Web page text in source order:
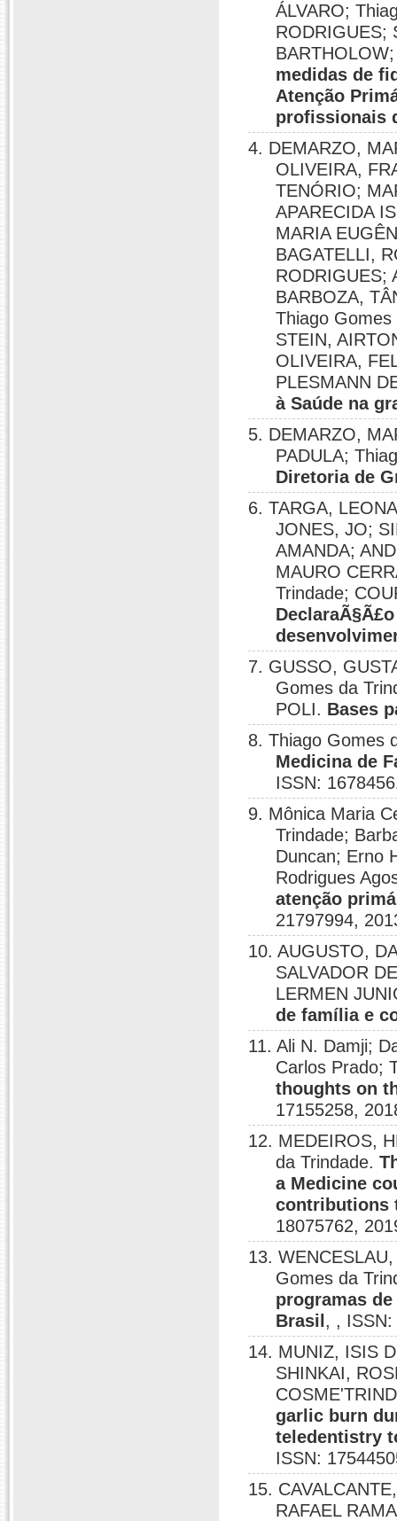
ÁLVARO;
RODRIGUES;
medidas de
Atenção
profissionais
4. DEMARZO,
OLIVEIRA,
TENÓRIO;
APARECIDA
MARIA
BAGATELLI,
RODRIGUES;
BARBOZA,
Thiago Gomes
STEIN,
OLIVEIRA,
PLESMANN
à Saúde na
5. DEMARZO,
PADULA;
Diretoria de
6. TARGA,
JONES, JO;
AMANDA;
MAURO
Trindade;
7. GUSSO,
Gomes da
POLI. Bases
8. Thiago Gomes
Medicina de
ISSN:
9. Mônica Maria
Trindade;
Duncan; Erno
Rodrigues
atenção
21797994,
10. AUGUSTO,
SALVADOR
LERMEN
de família e
11. Ali N. Damji;
Carlos Prado;
thoughts on
17155258,
12. MEDEIROS,
da Trindade.
a Medicine
contributions
18075762,
13.
Gomes da
programas
Brasil , ,
14. MUNIZ, ISIS
SHINKAI,
garlic burn
teledentistry
ISSN:
15.
RAFAEL